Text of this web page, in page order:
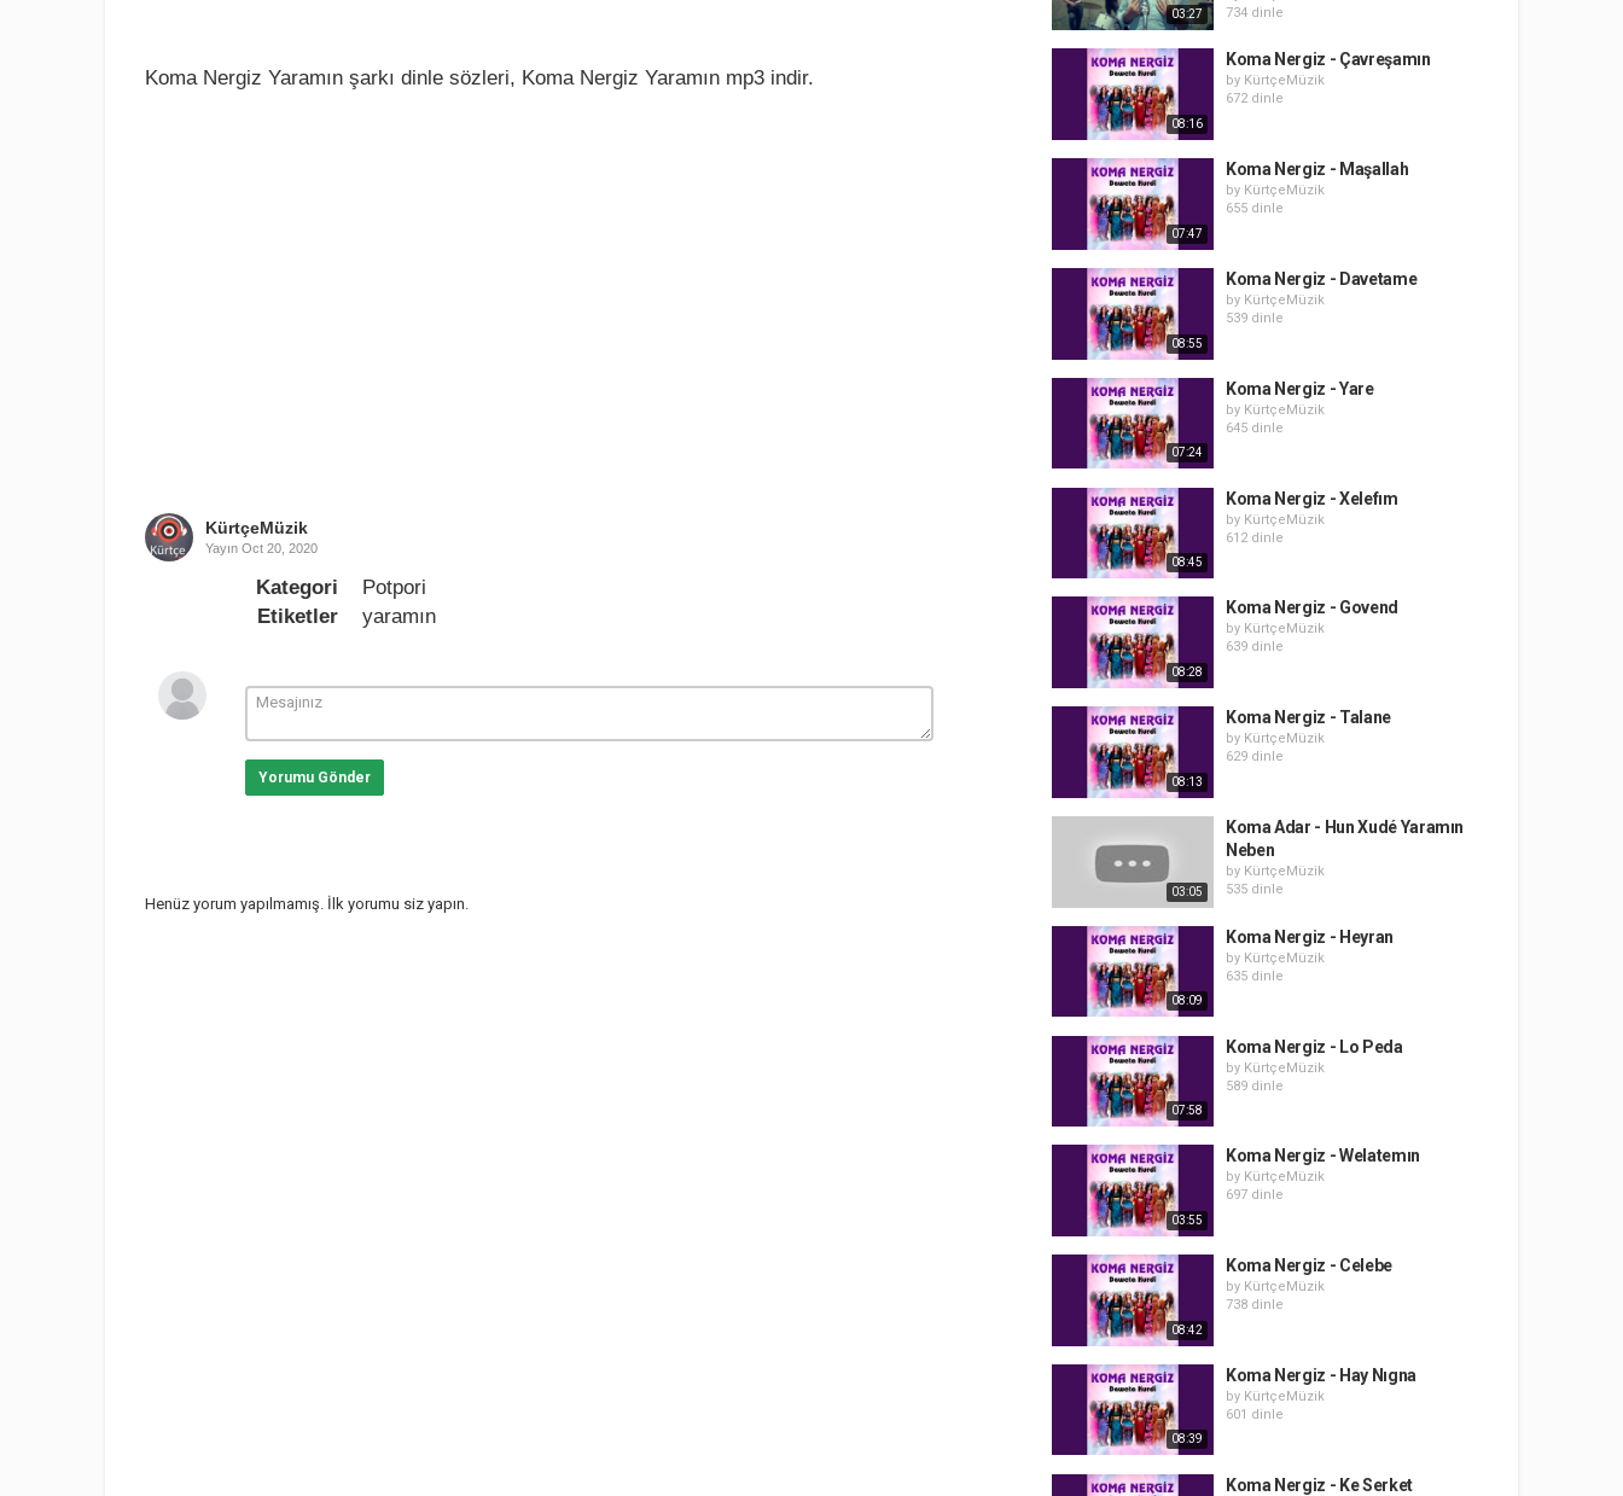
Koma Nergiz Yaramın şarkı dinle sözleri, Koma Nergiz Yaramın mp3 indir.
KürtçeMüzik
Yayın Oct 20, 2020
Kategori
Potpori
Etiketler
yaramın
Yorumu Gönder
Henüz yorum yapılmamış. İlk yorumu siz yapın.
03:27
734 dinle
08:16
Koma Nergiz - Çavreşamın
by KürtçeMüzik
672 dinle
07:47
Koma Nergiz - Maşallah
by KürtçeMüzik
655 dinle
08:55
Koma Nergiz - Davetame
by KürtçeMüzik
539 dinle
07:24
Koma Nergiz - Yare
by KürtçeMüzik
645 dinle
08:45
Koma Nergiz - Xelefım
by KürtçeMüzik
612 dinle
08:28
Koma Nergiz - Govend
by KürtçeMüzik
639 dinle
08:13
Koma Nergiz - Talane
by KürtçeMüzik
629 dinle
03:05
Koma Adar - Hun Xudé Yaramın
Neben
by KürtçeMüzik
535 dinle
08:09
Koma Nergiz - Heyran
by KürtçeMüzik
635 dinle
07:58
Koma Nergiz - Lo Peda
by KürtçeMüzik
589 dinle
03:55
Koma Nergiz - Welatemın
by KürtçeMüzik
697 dinle
08:42
Koma Nergiz - Celebe
by KürtçeMüzik
738 dinle
08:39
Koma Nergiz - Hay Nıgna
by KürtçeMüzik
601 dinle
Koma Nergiz - Ke Serket